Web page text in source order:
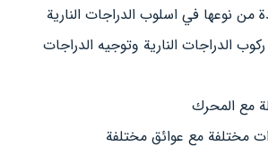
من نوعها في اسلوب الدراجات النارية
الدراجات النارية وتوجيه الدراجات
مع المحرك
مختلفة مع عوائق مختلفة